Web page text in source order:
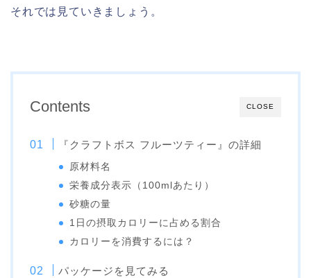
それでは見ていきましょう。
CLOSE
Contents
『クラフトボス フルーツティー』の詳細
原材料名
栄養成分表示（100mlあたり）
砂糖の量
1日の摂取カロリーに占める割合
カロリーを消費するには？
パッケージを見てみる